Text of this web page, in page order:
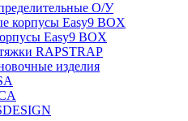
О/У
корпусы Easy9 BOX
Easy9 BOX
RAPSTRAP
изделия